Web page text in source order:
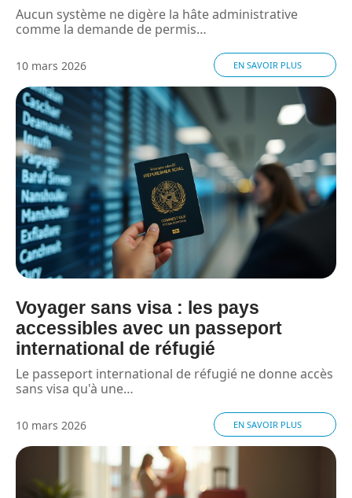
Aucun système ne digère la hâte administrative
comme la demande de permis…
10 mars 2026 EN SAVOIR PLUS
Voyager sans visa : les pays
accessibles avec un passeport
international de réfugié
Le passeport international de réfugié ne donne accès
sans visa qu'à une…
10 mars 2026 EN SAVOIR PLUS